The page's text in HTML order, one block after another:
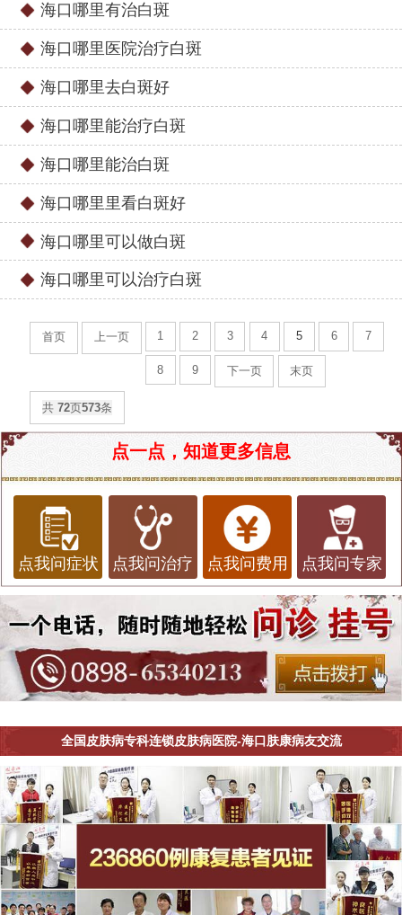
海口哪里有治白斑
海口哪里医院治疗白斑
海口哪里去白斑好
海口哪里能治疗白斑
海口哪里能治白斑
海口哪里里看白斑好
海口哪里可以做白斑
海口哪里可以治疗白斑
首页 上一页 1 2 3 4 5 6 7
8 9 下一页 末页
共72页573条
点一点，知道更多信息
点我问症状 点我问治疗 点我问费用 点我问专家
全国皮肤病专科连锁皮肤病医院-海口肤康病友交流